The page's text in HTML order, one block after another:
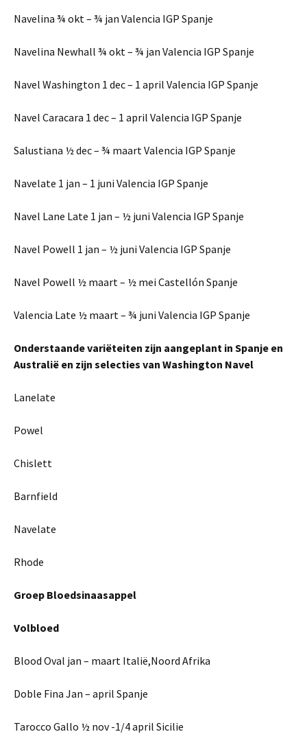
Navelina ¾ okt – ¾ jan Valencia IGP Spanje
Navelina Newhall ¾ okt – ¾ jan Valencia IGP Spanje
Navel Washington 1 dec – 1 april Valencia IGP Spanje
Navel Caracara 1 dec – 1 april Valencia IGP Spanje
Salustiana ½ dec – ¾ maart Valencia IGP Spanje
Navelate 1 jan – 1 juni Valencia IGP Spanje
Navel Lane Late 1 jan – ½ juni Valencia IGP Spanje
Navel Powell 1 jan – ½ juni Valencia IGP Spanje
Navel Powell ½ maart – ½ mei Castellón Spanje
Valencia Late ½ maart – ¾ juni Valencia IGP Spanje
Onderstaande variëteiten zijn aangeplant in Spanje en
Australië en zijn selecties van Washington Navel
Lanelate
Powel
Chislett
Barnfield
Navelate
Rhode
Groep Bloedsinaasappel
Volbloed
Blood Oval jan – maart Italië,Noord Afrika
Doble Fina Jan – april Spanje
Tarocco Gallo ½ nov -1/4 april Sicilie